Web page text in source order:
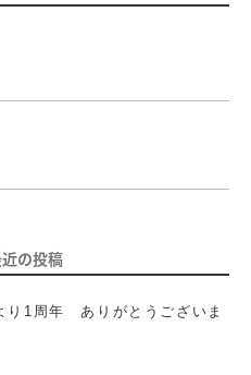
の投稿
り1周年 ありがとうございま